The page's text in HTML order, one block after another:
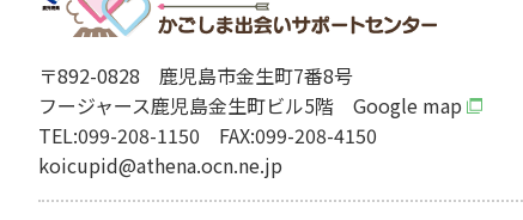
〒892-0828 鹿児島市金生町7番8号
フージャース鹿児島金生町ビル5階 Google map
TEL:099-208-1150 FAX:099-208-4150
koicupid@athena.ocn.ne.jp